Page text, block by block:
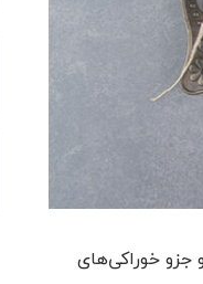
جزو خوراکی‌های